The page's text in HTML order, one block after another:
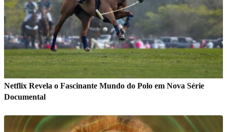
Netflix Revela o Fascinante Mundo do Polo em Nova Série
Documental